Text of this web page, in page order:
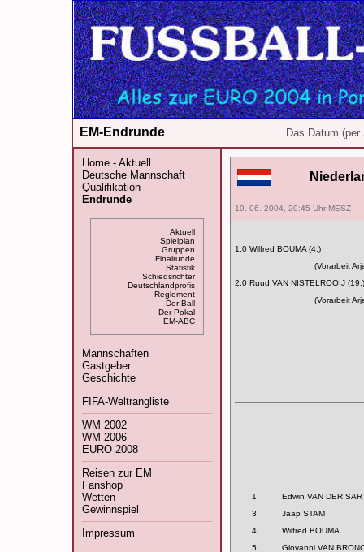
EM-Endrunde Das Datum
Home - Aktuell
Deutsche Mannschaft
Qualifikation
Endrunde
Aktuell
Spielplan
Gruppen
Finalrunde
Statistik
Schiedsrichter
Deutschlandprofis
Reglement
Der Ball
Der Pokal
EM-ABC
Mannschaften
Gastgeber
Geschichte
FIFA-Weltrangliste
WM 2002
WM 2006
EURO 2008
Reisen zur EM
Fanshop
Wetten
Gewinnspiel
Impressum
19. 06. 2004, 20:45 Uhr MESZ
1:0 Wilfred BOUMA (4.)
(Vorarbeit
2:0 Ruud VAN NISTELROOIJ (19.)
(Vorarbeit
1
Edwin VAN DER SAR
3
Jaap STAM
4
Wilfred BOUMA
5
Giovanni VAN